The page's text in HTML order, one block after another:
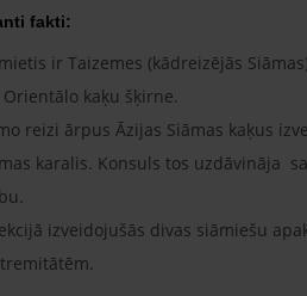
fakti:
ir Taizemes (kādreizējās
kaķu šķirne.
reizi ārpus Āzijas Siāmas kaķus
karalis. Konsuls tos uzdāvināja
izveidojušās divas siāmiešu